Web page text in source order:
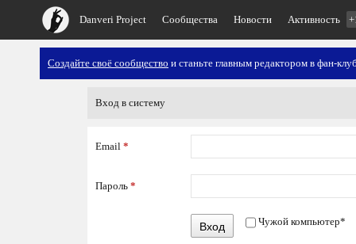
Danveri Project Сообщества Новости Активность
Создайте своё сообщество и станьте главным редактором в фан-
Вход в систему
Email *
Пароль *
Вход Чужой компьютер*